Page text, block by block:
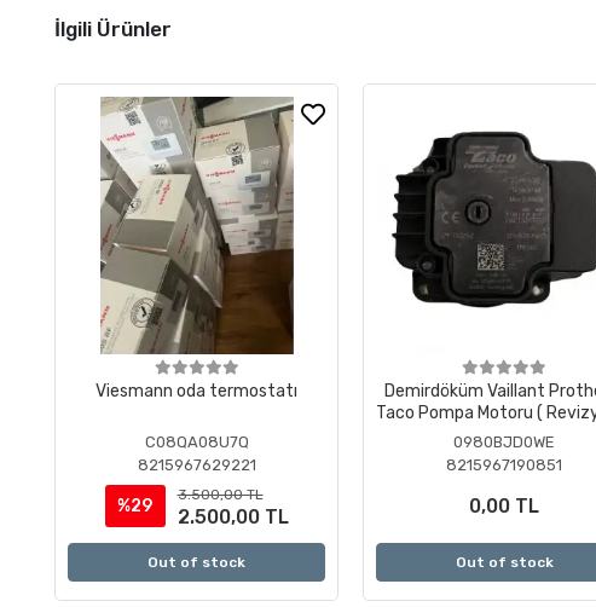
İlgili Ürünler
Viesmann oda termostatı
C08QA08U7Q
8215967629221
%29
3.500,00 TL
2.500,00 TL
Out of stock
Demirdöküm Vaillant
Taco Pompa Motoru (
)
0980BJD0WE
8215967190851
0,00 TL
Out of stock